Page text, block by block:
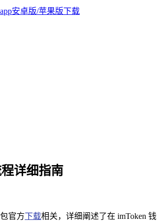
详细指南
官方下载相关，详细阐述了在 imToken